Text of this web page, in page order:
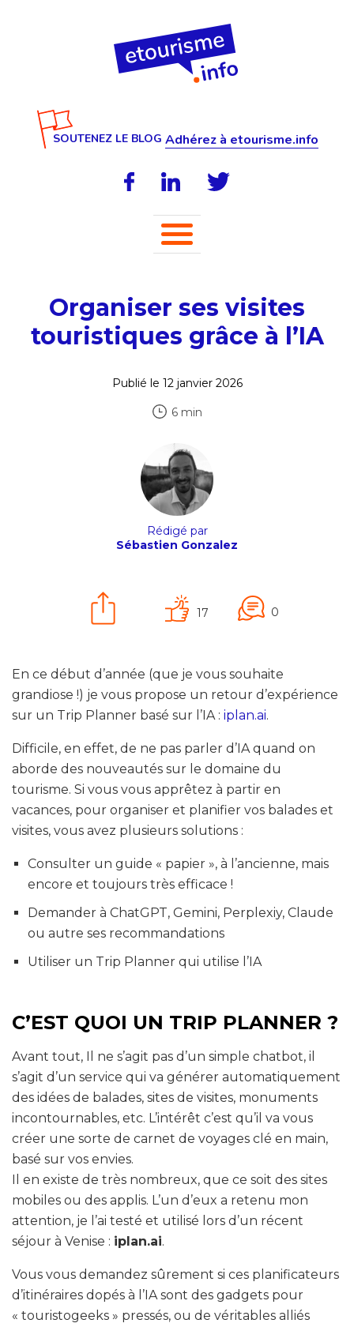
SOUTENEZ LE BLOG Adhérez à etourisme.info
Organiser ses visites
touristiques grâce à l’IA
Publié le 12 janvier 2026
6 min
Rédigé par
Sébastien Gonzalez
17 0
En ce début d’année (que je vous souhaite
grandiose !) je vous propose un retour d’expérience
sur un Trip Planner basé sur l’IA : iplan.ai.
Difficile, en effet, de ne pas parler d’IA quand on
aborde des nouveautés sur le domaine du
tourisme. Si vous vous apprêtez à partir en
vacances, pour organiser et planifier vos balades et
visites, vous avez plusieurs solutions :
Consulter un guide « papier », à l’ancienne, mais
encore et toujours très efficace !
Demander à ChatGPT, Gemini, Perplexiy, Claude
ou autre ses recommandations
Utiliser un Trip Planner qui utilise l’IA
C’EST QUOI UN TRIP PLANNER ?
Avant tout, Il ne s’agit pas d’un simple chatbot, il
s’agit d’un service qui va générer automatiquement
des idées de balades, sites de visites, monuments
incontournables, etc. L’intérêt c’est qu’il va vous
créer une sorte de carnet de voyages clé en main,
basé sur vos envies.
Il en existe de très nombreux, que ce soit des sites
mobiles ou des applis. L’un d’eux a retenu mon
attention, je l’ai testé et utilisé lors d’un récent
séjour à Venise : iplan.ai.
Vous vous demandez sûrement si ces planificateurs
d’itinéraires dopés à l’IA sont des gadgets pour
« touristogeeks » pressés, ou de véritables alliés